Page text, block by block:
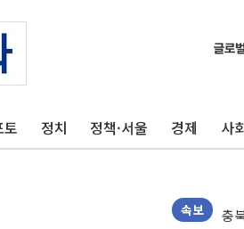
토 정치 정책·서울 경제 사
속보
청
'호
주
충